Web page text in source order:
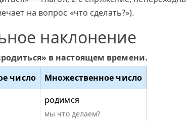
на вопрос «что сделать?»).
наклонение
в настоящем времени.
число
Множественное число
родимся
мы что делаем?